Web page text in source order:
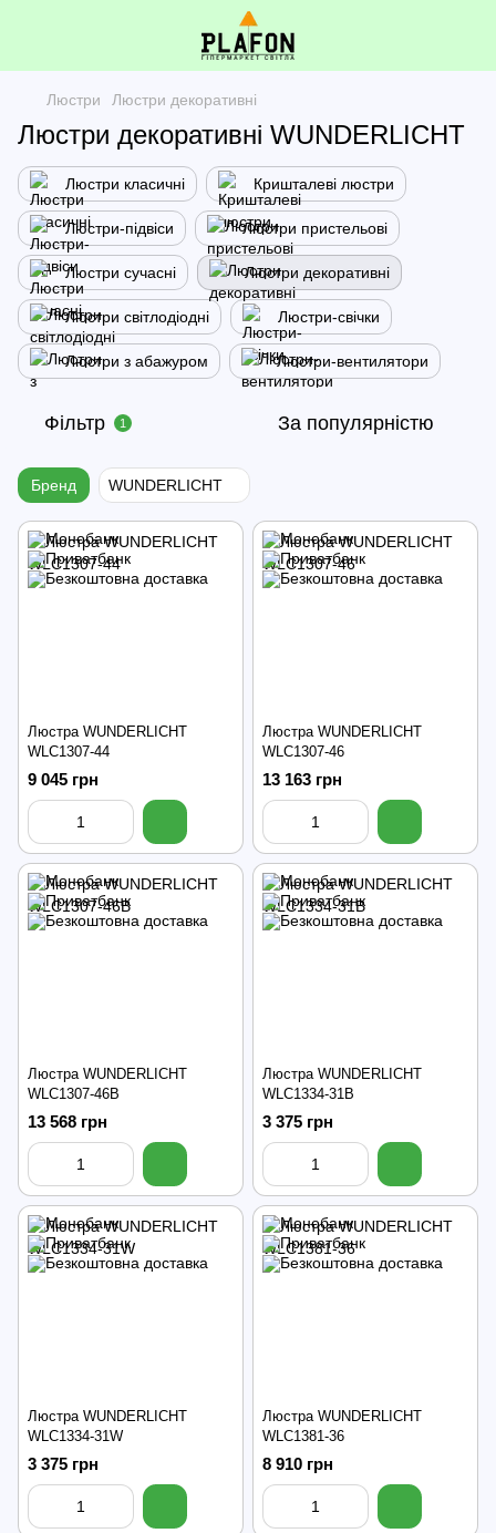
Люстри Люстри декоративні
Люстри декоративні WUNDERLICHT
Люстри класичні Кришталеві люстри
Люстри-підвіси Люстри пристельові
Люстри сучасні Люстри декоративні
Люстри світлодіодні Люстри-свічки
Люстри з абажуром Люстри-вентилятори
Фільтр 1 За популярністю
Бренд WUNDERLICHT
Люстра WUNDERLICHT
WLC1307-44
9 045 грн
Люстра WUNDERLICHT
WLC1307-46
13 163 грн
Люстра WUNDERLICHT
WLC1307-46B
13 568 грн
Люстра WUNDERLICHT
WLC1334-31B
3 375 грн
Люстра WUNDERLICHT
WLC1334-31W
3 375 грн
Люстра WUNDERLICHT
WLC1381-36
8 910 грн